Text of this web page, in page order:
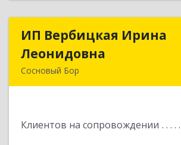
ИП Вербицкая Ирина
Леонидовна
Сосновый Бор
Клиентов на сопровождении
ИП